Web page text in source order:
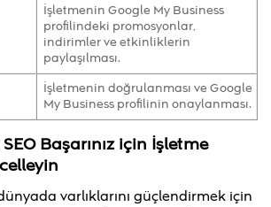
İşletmenin Google My Business
profilindeki promosyonlar,
indirimler ve etkinliklerin
paylaşılması.
İşletmenin doğrulanması ve Google
My Business profilinin onaylanması.
Başarınız için İşletme
varlıklarını güçlendirmek için